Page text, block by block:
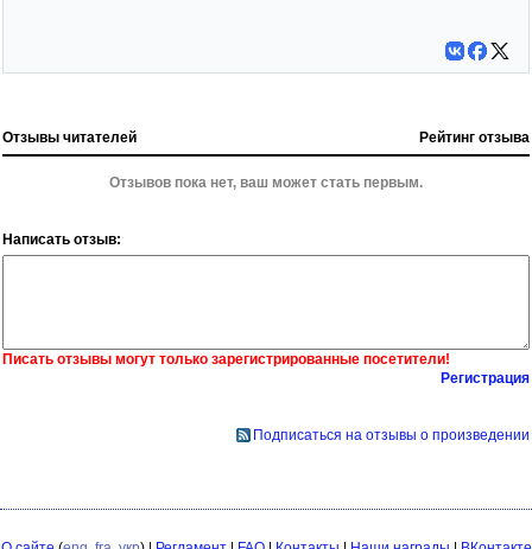
Отзывы читателей Рейтинг отзыва
Отзывов пока нет, ваш может стать первым.
Написать отзыв:
Писать отзывы могут только зарегистрированные посетители!
Регистрация
Подписаться на отзывы о произведении